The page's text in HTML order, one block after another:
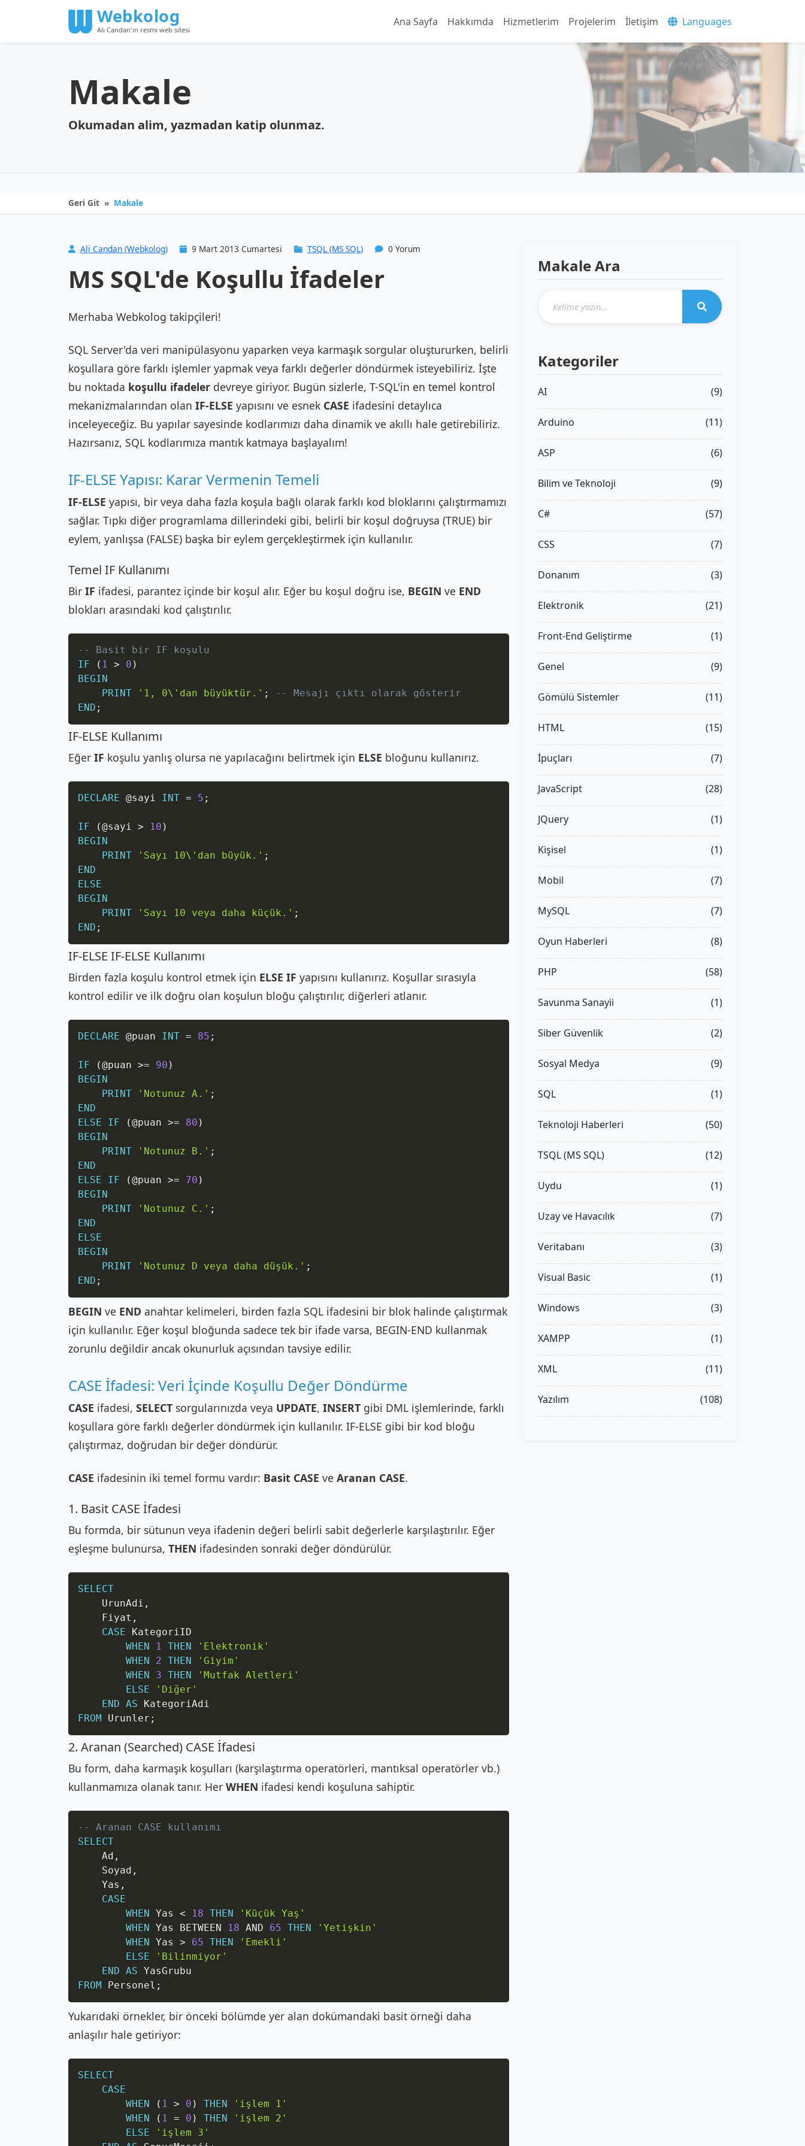
Webkolog
Ali Candan'ın resmi web sitesi
Ana Sayfa Hakkımda Hizmetlerim Projelerim İletişim Languages
Makale
Okumadan alim, yazmadan katip olunmaz.
Geri Git Makale
Ali Candan (Webkolog) 9 Mart 2013 Cumartesi TSQL (MS SQL) 0 Yorum
MS SQL'de Koşullu İfadeler
Merhaba Webkolog takipçileri!
SQL Server'da veri manipülasyonu yaparken veya karmaşık sorgular oluştururken, belirli
koşullara göre farklı işlemler yapmak veya farklı değerler döndürmek isteyebiliriz. İşte
bu noktada koşullu ifadeler devreye giriyor. Bugün sizlerle, T-SQL'in en temel kontrol
mekanizmalarından olan IF-ELSE yapısını ve esnek CASE ifadesini detaylıca
inceleyeceğiz. Bu yapılar sayesinde kodlarımızı daha dinamik ve akıllı hale getirebiliriz.
Hazırsanız, SQL kodlarımıza mantık katmaya başlayalım!
IF-ELSE Yapısı: Karar Vermenin Temeli
IF-ELSE yapısı, bir veya daha fazla koşula bağlı olarak farklı kod bloklarını çalıştırmamızı
sağlar. Tıpkı diğer programlama dillerindeki gibi, belirli bir koşul doğruysa (TRUE) bir
eylem, yanlışsa (FALSE) başka bir eylem gerçekleştirmek için kullanılır.
Temel IF Kullanımı
Bir IF ifadesi, parantez içinde bir koşul alır. Eğer bu koşul doğru ise, BEGIN ve END
blokları arasındaki kod çalıştırılır.
-- Basit bir IF koşulu
IF
( 1 > 0 )
BEGIN
PRINT
'1, 0\'dan büyüktür.' ;
-- Mesajı çıktı olarak gösterir
END ;
IF-ELSE Kullanımı
Eğer IF koşulu yanlış olursa ne yapılacağını belirtmek için ELSE bloğunu kullanırız.
DECLARE @sayi INT = 5 ;
IF (@sayi > 10 )
BEGIN
PRINT
'Sayı 10\'dan büyük.' ;
END
ELSE
BEGIN
PRINT
'Sayı 10 veya daha küçük.' ;
END ;
IF-ELSE IF-ELSE Kullanımı
Birden fazla koşulu kontrol etmek için ELSE IF yapısını kullanırız. Koşullar sırasıyla
kontrol edilir ve ilk doğru olan koşulun bloğu çalıştırılır, diğerleri atlanır.
DECLARE @puan INT = 85 ;
IF (@puan >= 90 )
BEGIN
PRINT
'Notunuz A.' ;
END
ELSE
IF (@puan >= 80 )
BEGIN
PRINT
'Notunuz B.' ;
END
ELSE
IF (@puan >= 70 )
BEGIN
PRINT
'Notunuz C.' ;
END
ELSE
BEGIN
PRINT
'Notunuz D veya daha düşük.' ;
END ;
BEGIN ve END anahtar kelimeleri, birden fazla SQL ifadesini bir blok halinde çalıştırmak
için kullanılır. Eğer koşul bloğunda sadece tek bir ifade varsa, BEGIN-END kullanmak
zorunlu değildir ancak okunurluk açısından tavsiye edilir.
CASE İfadesi: Veri İçinde Koşullu Değer Döndürme
CASE ifadesi, SELECT sorgularınızda veya UPDATE, INSERT gibi DML işlemlerinde, farklı
koşullara göre farklı değerler döndürmek için kullanılır. IF-ELSE gibi bir kod bloğu
çalıştırmaz, doğrudan bir değer döndürür.
CASE ifadesinin iki temel formu vardır: Basit CASE ve Aranan CASE.
1. Basit CASE İfadesi
Bu formda, bir sütunun veya ifadenin değeri belirli sabit değerlerle karşılaştırılır. Eğer
eşleşme bulunursa, THEN ifadesinden sonraki değer döndürülür.
SELECT
    UrunAdi
,
    Fiyat
,
CASE KategoriID
WHEN
1 THEN
'Elektronik'
WHEN
2 THEN
'Giyim'
WHEN
3 THEN
'Mutfak Aletleri'
ELSE
'Diğer'
END AS
FROM Urunler ;
2. Aranan (Searched) CASE İfadesi
Bu form, daha karmaşık koşulları (karşılaştırma operatörleri, mantıksal operatörler vb.)
kullanmamıza olanak tanır. Her WHEN ifadesi kendi koşuluna sahiptir.
-- Aranan CASE kullanımı
SELECT
    Ad
,
    Soyad
,
    Yas
,
CASE
WHEN Yas < 18 THEN
'Küçük Yaş'
WHEN Yas BETWEEN 18 AND 65 THEN
'Yetişkin'
WHEN Yas > 65 THEN
'Emekli'
ELSE
'Bilinmiyor'
END AS
FROM Personel ;
Yukarıdaki örnekler, bir önceki bölümde yer alan dokümandaki basit örneği daha
anlaşılır hale getiriyor:
SELECT
CASE
WHEN
( 1 > 0 ) THEN
'işlem 1'
WHEN
( 1 = 0 ) THEN
'işlem 2'
ELSE
'işlem 3'
Makale Ara
Kategoriler
AI (9)
Arduino (11)
ASP (6)
Bilim ve Teknoloji (9)
C# (57)
CSS (7)
Donanım (3)
Elektronik (21)
Front-End Geliştirme (1)
Genel (9)
Gömülü Sistemler (11)
HTML (15)
İpuçları (7)
JavaScript (28)
JQuery (1)
Kişisel (1)
Mobil (7)
MySQL (7)
Oyun Haberleri (8)
PHP (58)
Savunma Sanayii (1)
Siber Güvenlik (2)
Sosyal Medya (9)
SQL (1)
Teknoloji Haberleri (50)
TSQL (MS SQL) (12)
Uydu (1)
Uzay ve Havacılık (7)
Veritabanı (3)
Visual Basic (1)
Windows (3)
XAMPP (1)
XML (11)
Yazılım (108)